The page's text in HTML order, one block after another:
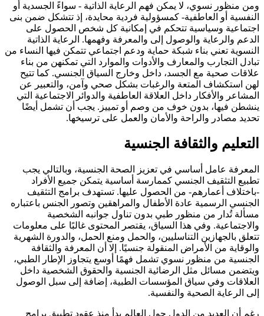
ومن منظور نسوي، لا يمكن فهم الرعاية الذاتية - سواءً الجسدية أو
النفسية أو العاطفية- كمسؤولية فردية محايدة، إذ تتشكل ضمن بنى
اجتماعية وسياسية تتحكم في إمكانية كل شخص الحصول على
الدعم والرعاية والوصول إلى والمعرفة وفهمها. الرعاية الذاتية
النسوية تعني بناء شبكة حماية ودعم اجتماعي تتمكن فيها النساء من
تبادل التجارب والمعارف والأدوات والموارد التي تمكنهن من بناء
علاقات صحية مع الجسد، داخل وخارج السياق الجنسي. كما تتيح
لهن استكشاف المتعة والرغبات بشكل صحي وآمن، والتعبير عن
المشاعر والأفكار داخل العلاقة العاطفية والدوائر الاجتماعية التي
ينشطن فيها، بدون خوف من وصم أو تمييز. يجب أن تشمل أيضًا
تحديد مصادر والراحة والأمان والعمل على ترسيخها.
التعليم والثقافة الجنسية
المعرفة عامل أساسي في تعزيز الصحة الجنسية، وبالتالي يجب
تطبيع التثقيف الجنسي كممارسة أساسية يتمكن جميع الأفراد
-باختلاف أعمارهم- من الحصول عليها. تستهدف برامج التثقيف
الجنسي الرسمية عادة الأطفال والمراهقين وتصور الجنس باعتباره
مسألة تُدار من منظور طبي بدون تناول جوانبه الشخصية
والاجتماعية. وفي هذا السياق، يقتصر المحتوى غالبًا على معلومات
تتعلق بالجهازين التناسليين، والحمل ومنع الحمل، والدورة الشهرية
والوقاية من الأمراض المنقولة جنسيًا. إلا أن المعرفة والثقافة
الجنسية من منظور نسوي تشمل فهمًا أوسع يتجاوز الإطار الطبي،
ويتضمن مسائل مثل الرضائية الجنسية والحقوق الشخصية داخل
العلاقات وفي سياق المؤسسات الطبية، إضافة إلى سبل الوصول
إلى الرعاية الصحية والنفسية.
رغم أن العديد من الدول حول العالم بدأ منذ عقود تطبيق برامج